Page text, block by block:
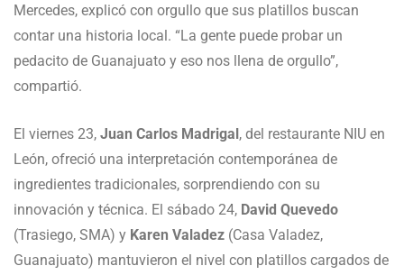
Mercedes, explicó con orgullo que sus platillos buscan
contar una historia local. “La gente puede probar un
pedacito de Guanajuato y eso nos llena de orgullo”,
compartió.
El viernes 23, Juan Carlos Madrigal, del restaurante NIU en
León, ofreció una interpretación contemporánea de
ingredientes tradicionales, sorprendiendo con su
innovación y técnica. El sábado 24, David Quevedo
(Trasiego, SMA) y Karen Valadez (Casa Valadez,
Guanajuato) mantuvieron el nivel con platillos cargados de